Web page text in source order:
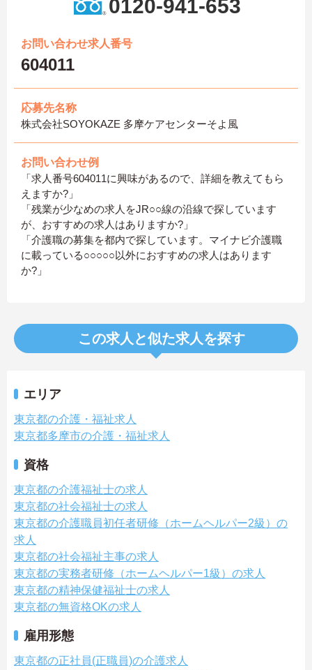
0120-941-653
お問い合わせ求人番号
604011
応募先名称
株式会社SOYOKAZE 多摩ケアセンターそよ風
お問い合わせ例
「求人番号604011に興味があるので、詳細を教えてもら
えますか?」
「残業が少なめの求人をJR○○線の沿線で探しています
が、おすすめの求人はありますか?」
「介護職の募集を都内で探しています。マイナビ介護職
に載っている○○○○○以外におすすめの求人はあります
か?」
この求人と似た求人を探す
エリア
東京都の介護・福祉求人
東京都多摩市の介護・福祉求人
資格
東京都の介護福祉士の求人
東京都の社会福祉士の求人
東京都の介護職員初任者研修（ホームヘルパー2級）の
求人
東京都の社会福祉主事の求人
東京都の実務者研修（ホームヘルパー1級）の求人
東京都の精神保健福祉士の求人
東京都の無資格OKの求人
雇用形態
東京都の正社員(正職員)の介護求人